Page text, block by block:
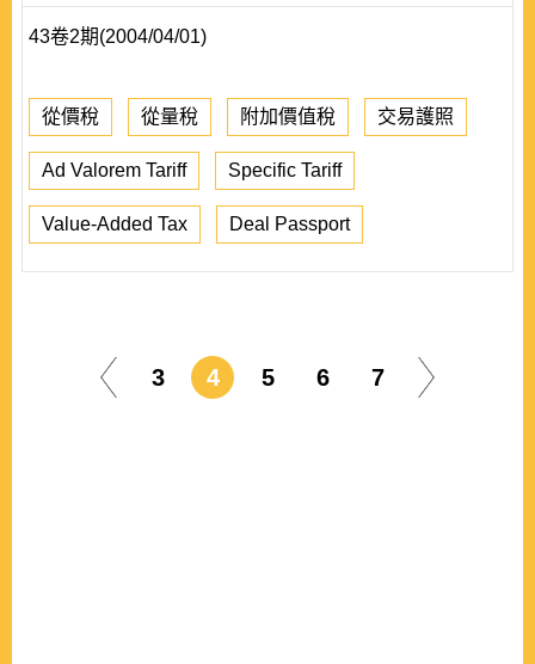
43卷2期(2004/04/01)
從價稅 從量稅 附加價值稅 交易護照
Ad Valorem Tariff Specific Tariff
Value-Added Tax Deal Passport
3 4 5 6 7